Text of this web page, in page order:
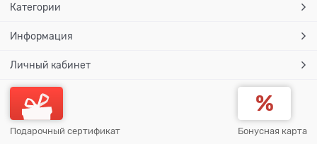
Категории
Информация
Личный кабинет
Подарочный сертификат Бонусная карта